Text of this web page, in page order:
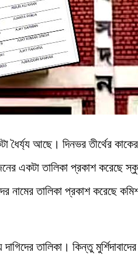
ধৈর্য্য আছে। দিনভর তীর্থের
একটা তালিকা প্রকাশ করেছে স্কুল
নামের তালিকা প্রকাশ করেছে
তালিকা। কিন্তু